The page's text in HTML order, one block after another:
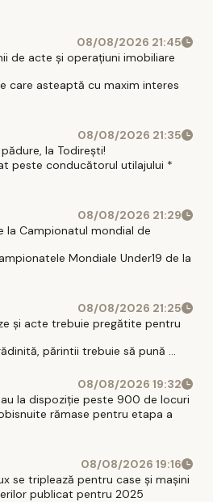
08/08/2026 21:45
de acte și operațiuni imobiliare
care asteaptă cu maxim interes
08/08/2026 21:35
la Todirești!
peste conducătorul utilajului *
08/08/2026 21:29
la Campionatul mondial de
Mondiale Under19 de la
08/08/2026 21:25
și acte trebuie pregătite pentru
părintii trebuie să pună ...
08/08/2026 19:32
la dispoziție peste 900 de locuri
rămase pentru etapa a
08/08/2026 19:16
se triplează pentru case și mașini
publicat pentru 2025